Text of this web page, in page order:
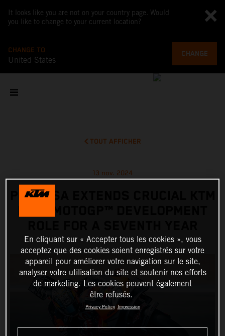
It looks like you are not on your country page. Would
you like to change to your current location?
CHANGE TO
United States
CHANGE
TOUT AFFICHER
13 nov. 2024
PEDROSA EXTENDS CRUCIAL KTM
En cliquant sur « Accepter tous les cookies », vous
acceptez que des cookies soient enregistrés sur votre
appareil pour améliorer votre navigation sur le site,
analyser votre utilisation du site et soutenir nos efforts
de marketing. Les cookies peuvent également
être refusés.
Privacy Policy Impression